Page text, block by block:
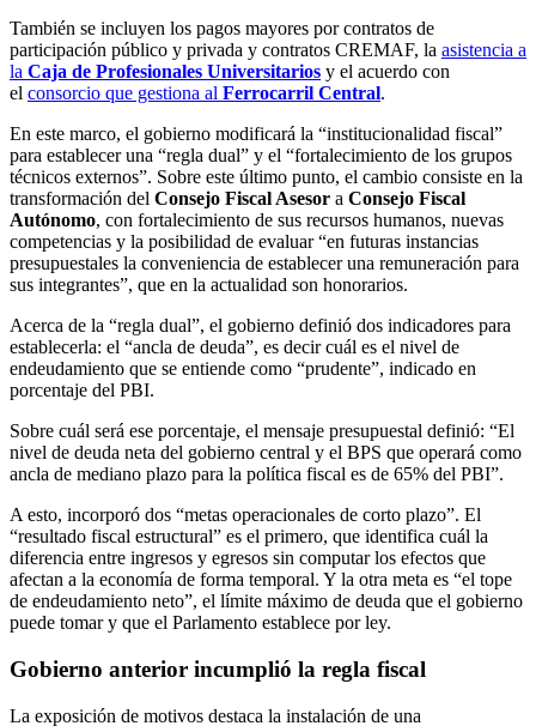
También se incluyen los pagos mayores por contratos de
participación público y privada y contratos CREMAF, la asistencia a
la Caja de Profesionales Universitarios y el acuerdo con
el consorcio que gestiona al Ferrocarril Central.
En este marco, el gobierno modificará la “institucionalidad fiscal”
para establecer una “regla dual” y el “fortalecimiento de los grupos
técnicos externos”. Sobre este último punto, el cambio consiste en la
transformación del Consejo Fiscal Asesor a Consejo Fiscal
Autónomo, con fortalecimiento de sus recursos humanos, nuevas
competencias y la posibilidad de evaluar “en futuras instancias
presupuestales la conveniencia de establecer una remuneración para
sus integrantes”, que en la actualidad son honorarios.
Acerca de la “regla dual”, el gobierno definió dos indicadores para
establecerla: el “ancla de deuda”, es decir cuál es el nivel de
endeudamiento que se entiende como “prudente”, indicado en
porcentaje del PBI.
Sobre cuál será ese porcentaje, el mensaje presupuestal definió: “El
nivel de deuda neta del gobierno central y el BPS que operará como
ancla de mediano plazo para la política fiscal es de 65% del PBI”.
A esto, incorporó dos “metas operacionales de corto plazo”. El
“resultado fiscal estructural” es el primero, que identifica cuál la
diferencia entre ingresos y egresos sin computar los efectos que
afectan a la economía de forma temporal. Y la otra meta es “el tope
de endeudamiento neto”, el límite máximo de deuda que el gobierno
puede tomar y que el Parlamento establece por ley.
Gobierno anterior incumplió la regla fiscal
La exposición de motivos destaca la instalación de una